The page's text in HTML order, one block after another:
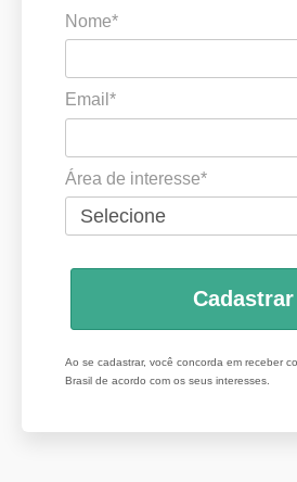
Nome*
Email*
Área de interesse*
Cadastrar
Ao se cadastrar, você concorda em receber
Brasil de acordo com os seus interesses.